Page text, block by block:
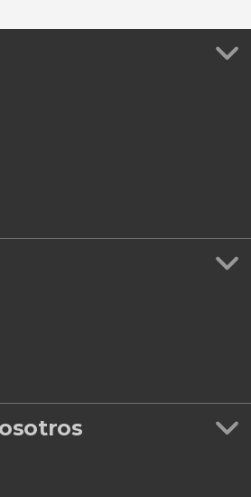
por Delhi
y sonido en el templo
por Delhi
Delhi
con el rito tradicional!